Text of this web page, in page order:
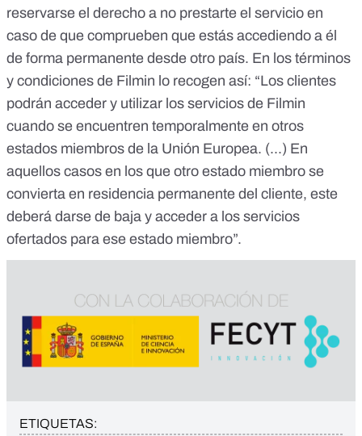
reservarse el derecho a no prestarte el servicio en
caso de que comprueben que estás accediendo a él
de forma permanente desde otro país. En los términos
y condiciones de Filmin lo recogen así: “Los clientes
podrán acceder y utilizar los servicios de Filmin
cuando se encuentren temporalmente en otros
estados miembros de la Unión Europea. (...) En
aquellos casos en los que otro estado miembro se
convierta en residencia permanente del cliente, este
deberá darse de baja y acceder a los servicios
ofertados para ese estado miembro”.
ETIQUETAS: